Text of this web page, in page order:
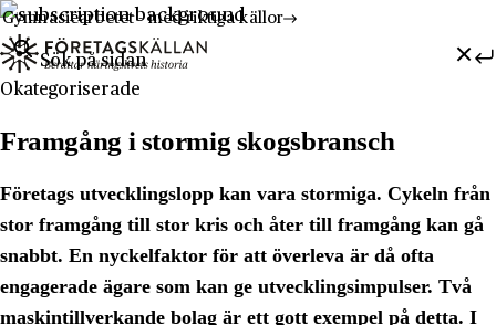
Hoppa till innehåll
Till innehåll
Gymnasiearbetet - med riktiga källor
Sök efter:
Okategoriserade
Framgång i stormig skogsbransch
Företags utvecklingslopp kan vara stormiga. Cykeln från
stor framgång till stor kris och åter till framgång kan gå
snabbt. En nyckelfaktor för att överleva är då ofta
engagerade ägare som kan ge utvecklingsimpulser. Två
maskintillverkande bolag är ett gott exempel på detta. I